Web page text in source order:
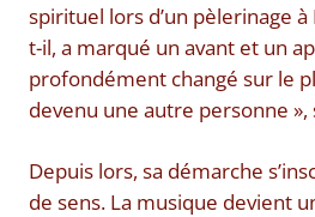
spirituel lors d’un pèlerinage
t-il, a marqué un avant et un
profondément changé sur le
devenu une autre personne »,
Depuis lors, sa démarche
de sens. La musique devient